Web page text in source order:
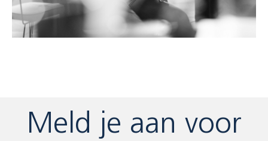
Meld je aan voor